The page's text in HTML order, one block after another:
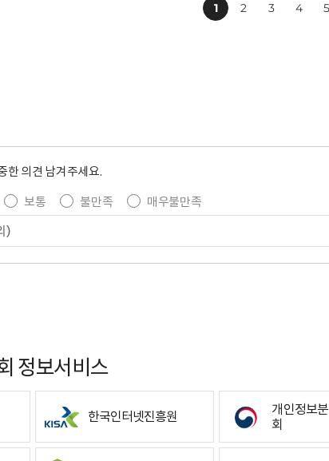
1 2 3 4 5
한 의견 남겨주세요.
보통 불만족
매우불만족
정보서비스
한국인터넷진흥원
개인정보
회